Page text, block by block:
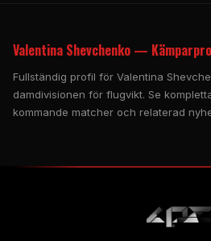
Valentina Shevchenko —
Fullständig profil för Valentina
damdivisionen för flugvikt. Se
kommande matcher och relaterad